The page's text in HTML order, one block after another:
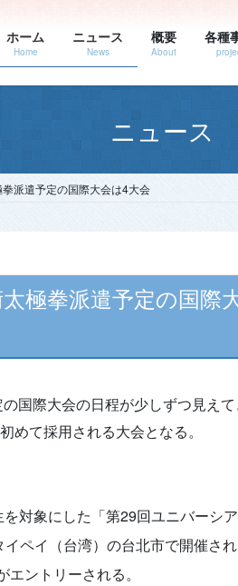
ホーム
Home
ニュース
News
概要
About
各種
ニュース
派遣予定の国際大会は4大会
極拳派遣予定の国際
国際大会の日程が少しずつ見え
めて採用される大会となる。
対象にした「第29回ユニバーシ
ペイ（台湾）の台北市で開催さ
ントリーされる。